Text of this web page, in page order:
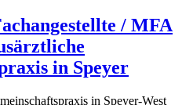
/ MFA
in Speyer
in Speyer-West